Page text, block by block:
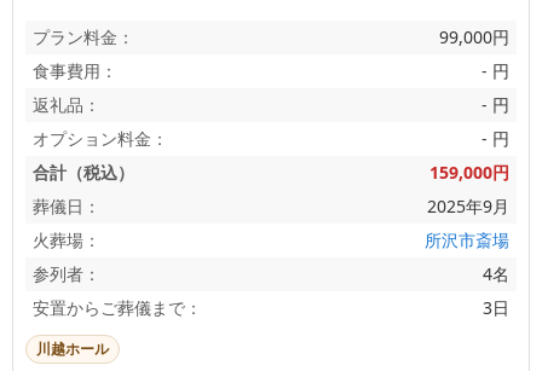
プラン料金：
99,000円
食事費用：
- 円
返礼品：
- 円
オプション料金：
- 円
合計（税込）
159,000円
葬儀日：
2025年9月
火葬場：
所沢市斎場
参列者：
4名
安置からご葬儀まで：
3日
川越ホール